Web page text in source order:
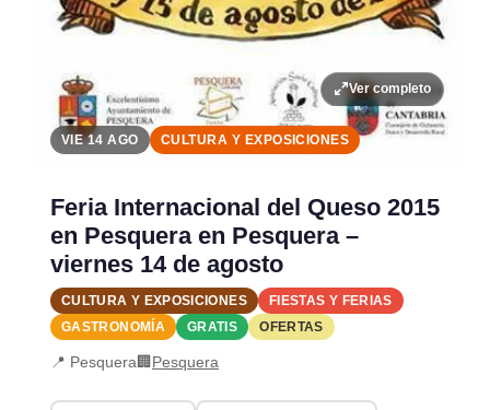
Ver completo
VIE 14 AGO CULTURA Y EXPOSICIONES
Feria Internacional del Queso 2015
en Pesquera en Pesquera –
viernes 14 de agosto
CULTURA Y EXPOSICIONES
FIESTAS Y FERIAS
GASTRONOMÍA
GRATIS OFERTAS
📍 Pesquera🏢 Pesquera